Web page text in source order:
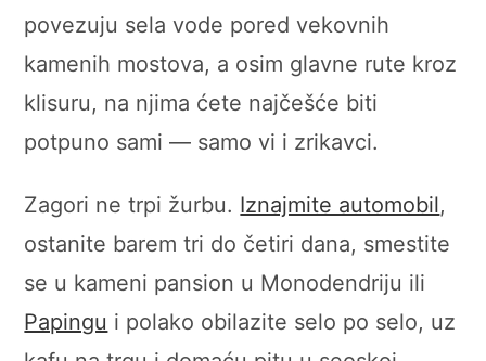
povezuju sela vode pored vekovnih
kamenih mostova, a osim glavne rute kroz
klisuru, na njima ćete najčešće biti
potpuno sami — samo vi i zrikavci.
Zagori ne trpi žurbu. Iznajmite automobil,
ostanite barem tri do četiri dana, smestite
se u kameni pansion u Monodendriju ili
Papingu i polako obilazite selo po selo, uz